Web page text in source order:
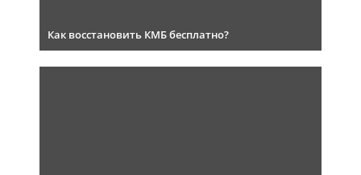
Как восстановить КМБ бесплатно?